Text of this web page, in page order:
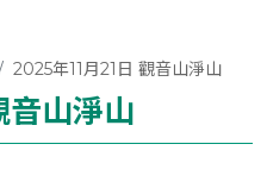
2025年11月21日 觀音山淨山
音山淨山